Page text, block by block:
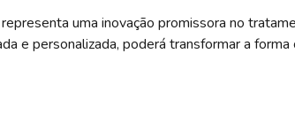
uma inovação promissora no
e personalizada, poderá transformar a